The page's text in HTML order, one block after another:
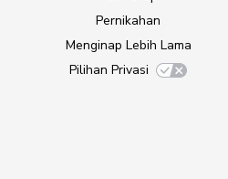
Pernikahan
Menginap Lebih Lama
Pilihan Privasi